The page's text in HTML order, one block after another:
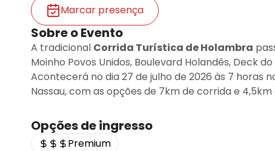
Marcar presença
Sobre o Evento
A tradicional Corrida Turística de Holambra
Moinho Povos Unidos, Boulevard Holandês, Deck
Acontecerá no dia 27 de julho de 2026 às 7 horas
Nassau, com as opções de 7km de corrida e
Opções de ingresso
Premium